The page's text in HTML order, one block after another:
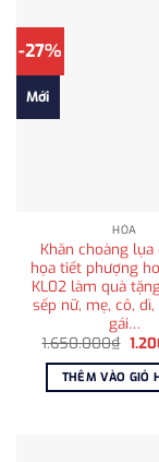
-27%
Mới
HỎA
Khăn choàng lụa
họa tiết phượng
KL02 làm quà
sếp nữ, mẹ, cô,
gái…
1.650.000₫ Giá
là:
THÊM VÀO GIỎ